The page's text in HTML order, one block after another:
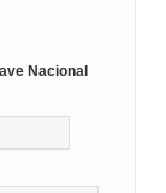
Nacional